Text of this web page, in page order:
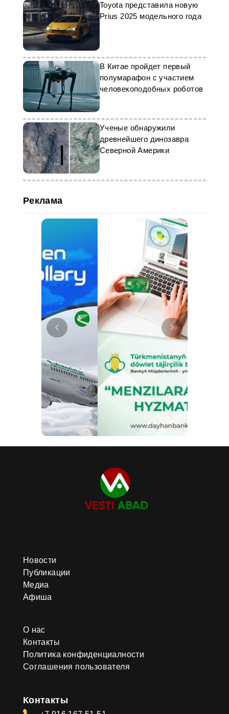
Toyota представила новую
Prius 2025 модельного года
В Китае пройдет первый
полумарафон с участием
человекоподобных роботов
Ученые обнаружили
древнейшего динозавра
Северной Америки
Реклама
Новости
Публикации
Медиа
Афиша
О нас
Контакты
Политика конфиденциалности
Соглашения пользователя
Контакты